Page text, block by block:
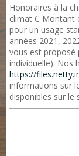
Honoraires à la
climat C Montant
pour un usage
années 2021,
vous est proposé
individuelle). Nos
https://
informations sur
disponibles sur le